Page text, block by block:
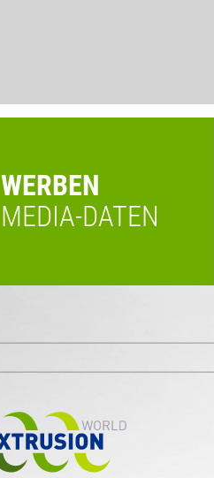
WERBEN
MEDIA-DATEN